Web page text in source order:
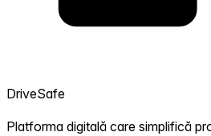
DriveSafe
Platforma digitală care simplifică